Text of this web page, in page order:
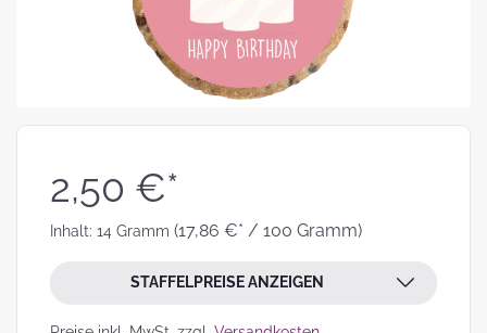
2,50 €*
Inhalt: 14 Gramm (17,86 €* / 100 Gramm)
STAFFELPREISE ANZEIGEN